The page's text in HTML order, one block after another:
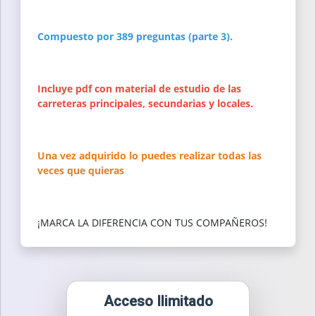
Compuesto por 389 preguntas (parte 3).
Incluye pdf con material de estudio de las
carreteras principales, secundarias y locales.
Una vez adquirido lo puedes realizar todas las
veces que quieras
¡MARCA LA DIFERENCIA CON TUS COMPAÑEROS!
Acceso Ilimitado